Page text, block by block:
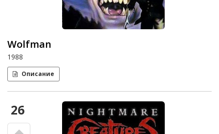
Wolfman
1988
Описание
26